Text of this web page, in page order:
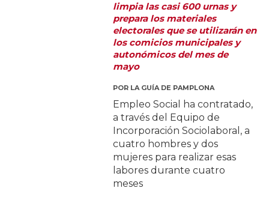
limpia las casi 600 urnas y
prepara los materiales
electorales que se utilizarán en
los comicios municipales y
autonómicos del mes de
mayo
POR LA GUÍA DE PAMPLONA
Empleo Social ha contratado,
a través del Equipo de
Incorporación Sociolaboral, a
cuatro hombres y dos
mujeres para realizar esas
labores durante cuatro
meses